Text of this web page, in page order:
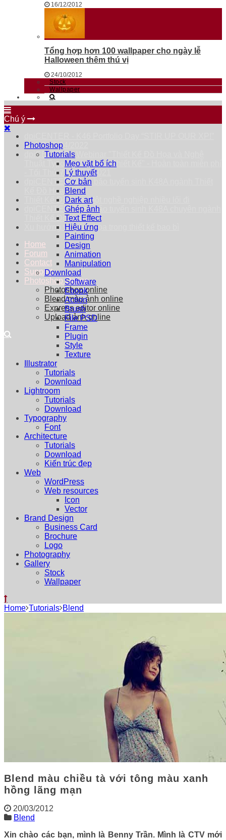
16/12/2012
Tổng hợp hơn 100 wallpaper cho ngày lễ
Halloween thêm thú vị
24/10/2012
Stock
Wallpaper
Chú ý
Thứ 7 23/04/2022
dpiCENTER - Webinar "Thiết Kế Đồ Họa và Nghệ
Thuật Typography trong Thiết Kế" - Hoàn toàn miễn phí
- Tối Thứ 7 - 25/09/2021
dpiCENTER thông báo tuyển sinh K48A ngành Thiết
Kế Đồ Họa
Thiết Kế Đồ Họa: Một nghề nghiệp nhiều lối đi
dpiCENTER thông báo tuyển sinh K48A chuyên ngành
Thiết Kế Đồ Họa
Xu hướng vẽ minh họa trong thiết kế bao bì
Home
Forum
Contact
Support
Photoshop Online
Photoshop online
Blend màu ảnh online
Express editor online
Upload ảnh online
Photoshop
Tutorials
Mẹo vặt bổ ích
Lý thuyết
Cơ bản
Blend
Dark art
Ghép ảnh
Text Effect
Hiệu ứng
Painting
Design
Animation
Manipulation
Download
Software
Ebook
Action
Brush
File PSD
Frame
Plugin
Style
Texture
Illustrator
Tutorials
Download
Lightroom
Tutorials
Download
Typography
Font
Architecture
Tutorials
Download
Kiến trúc đẹp
Web
WordPress
Web resources
Icon
Vector
Brand Design
Business Card
Brochure
Logo
Photography
Gallery
Stock
Wallpaper
Home Tutorials Blend
Blend màu chiều tà với tông màu xanh
hồng lãng mạn
20/03/2012
Blend
Xin chào các bạn, mình là Benny Trần. Mình là CTV mới